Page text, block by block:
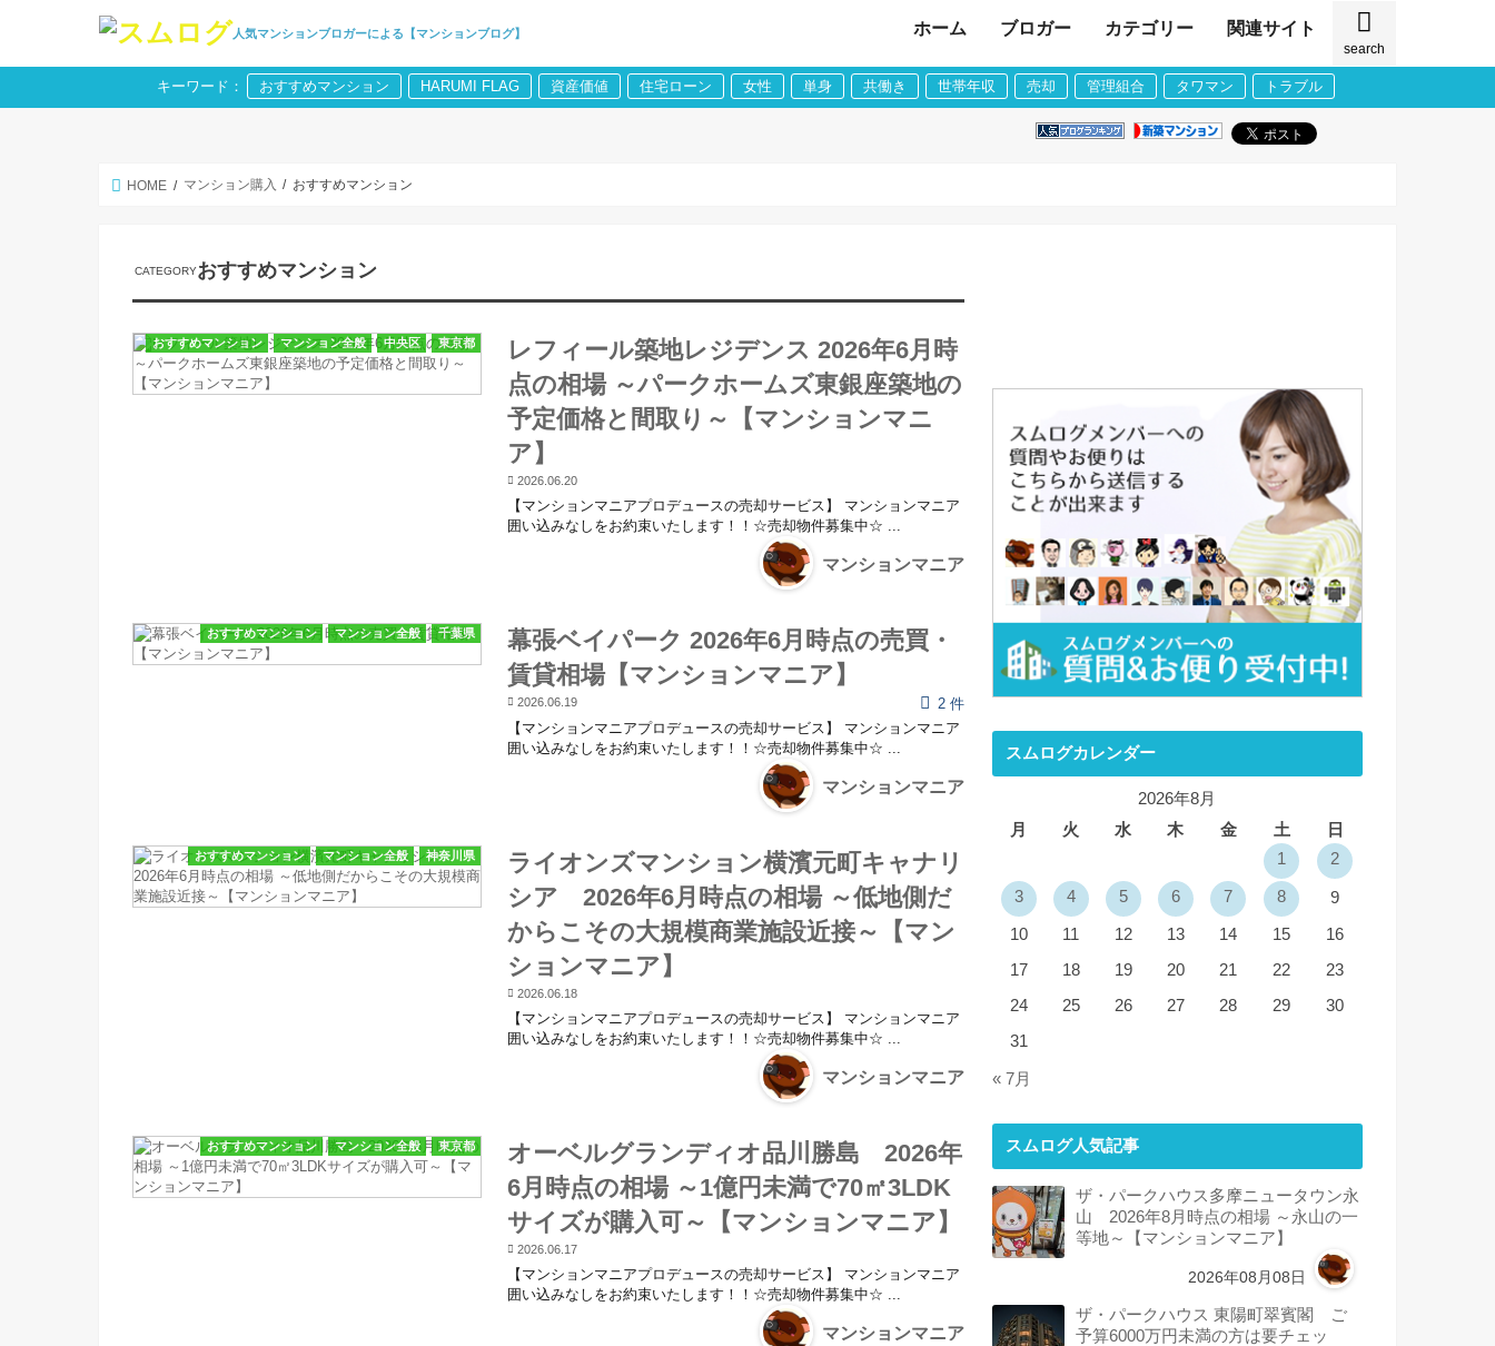
人気マンションブロガーによる【マンションブログ】
search
ホーム ブロガー カテゴリー 関連サイト
キーワード： おすすめマンション HARUMI FLAG 資産価値 住宅ローン 女性 単身 共働き 世帯年収 売却 管理組合 タワマン トラブル
HOME マンション購入 おすすめマンション
おすすめマンション
おすすめマンション マンション全般 中央区 東京都
レフィール築地レジデンス 2026年6月時
点の相場 ～パークホームズ東銀座築地の
予定価格と間取り～【マンションマニ
ア】
2026.06.20
【マンションマニアプロデュースの売却サービス】 マンションマニア
囲い込みなしをお約束いたします！！☆売却物件募集中☆ ...
マンションマニア
おすすめマンション マンション全般 千葉県
幕張ベイパーク 2026年6月時点の売買・
賃貸相場【マンションマニア】
2026.06.19
2 件
【マンションマニアプロデュースの売却サービス】 マンションマニア
囲い込みなしをお約束いたします！！☆売却物件募集中☆ ...
マンションマニア
おすすめマンション マンション全般 神奈川県
ライオンズマンション横濱元町キャナリ
シア 2026年6月時点の相場 ～低地側だ
からこその大規模商業施設近接～【マン
ションマニア】
2026.06.18
【マンションマニアプロデュースの売却サービス】 マンションマニア
囲い込みなしをお約束いたします！！☆売却物件募集中☆ ...
マンションマニア
おすすめマンション マンション全般 東京都
オーベルグランディオ品川勝島 2026年
6月時点の相場 ～1億円未満で70㎡3LDK
サイズが購入可～【マンションマニア】
2026.06.17
【マンションマニアプロデュースの売却サービス】 マンションマニア
囲い込みなしをお約束いたします！！☆売却物件募集中☆ ...
マンションマニア
スムログカレンダー
2026年8月
月
火 水 木 金 土
日
1
2
3 4 5 6 7 8 9
10 11 12 13 14 15
16
17
18 19 20 21 22
23
24
25 26 27 28 29
30
31
« 7月
スムログ人気記事
ザ・パークハウス多摩ニュータウン永
山 2026年8月時点の相場 ～永山の一
等地～【マンションマニア】
2026年08月08日
ザ・パークハウス 東陽町翠賓閣 ご
予算6000万円未満の方は要チェッ